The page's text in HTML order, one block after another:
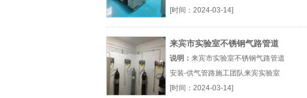
验室通风工程实验室风管安装厂（...
『实验室废气处理』
[时间：2024-03-14]
来宾市实验室不锈钢气路管道
安装-供气管路施工团队
说明： 来宾市实验室不锈钢气路管道
安装-供气管路施工团队来宾实验室
气路工程实验室气路改造气路管道安
[时间：2024-03-14]